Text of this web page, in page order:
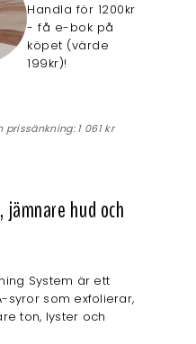
Handla för 1200kr
- få e-bok på
köpet (värde
199kr)!
prissänkning:1 061 kr
hud och
System är ett
syror som exfolierar,
ton, lyster och